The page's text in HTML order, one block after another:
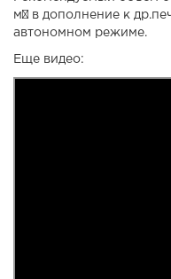
м³ в дополнение к
автономном режиме.
Еще видео: